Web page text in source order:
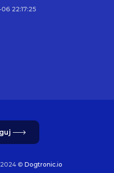
22:17:25
2024 © Dogtronic.io